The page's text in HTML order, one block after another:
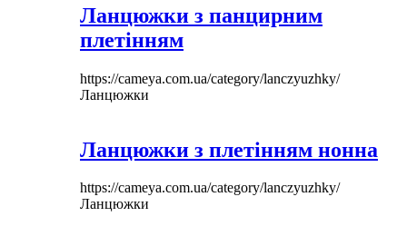
Ланцюжки з панцирним
плетінням
https://cameya.com.ua/category/lanczyuzhky/
Ланцюжки
Ланцюжки з плетінням нонна
https://cameya.com.ua/category/lanczyuzhky/
Ланцюжки